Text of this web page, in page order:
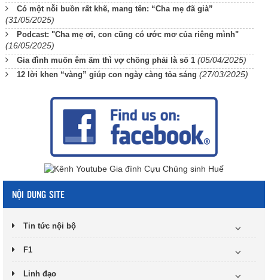
Có một nỗi buồn rất khẽ, mang tên: “Cha mẹ đã già”
(31/05/2025)
Podcast: "Cha mẹ ơi, con cũng có ước mơ của riêng mình"
(16/05/2025)
Gia đình muốn êm ấm thì vợ chồng phải là số 1 (05/04/2025)
12 lời khen “vàng” giúp con ngày càng tỏa sáng (27/03/2025)
NỘI DUNG SITE
Tin tức nội bộ
F1
Linh đạo